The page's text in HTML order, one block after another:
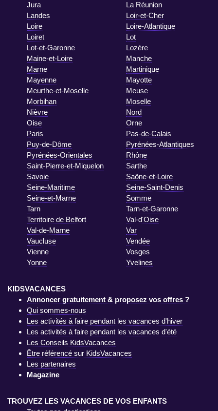
Jura
La Réunion
Landes
Loir-et-Cher
Loire
Loire-Atlantique
Loiret
Lot
Lot-et-Garonne
Lozère
Maine-et-Loire
Manche
Marne
Martinique
Mayenne
Mayotte
Meurthe-et-Moselle
Meuse
Morbihan
Moselle
Nièvre
Nord
Oise
Orne
Paris
Pas-de-Calais
Puy-de-Dôme
Pyrénées-Atlantiques
Pyrénées-Orientales
Rhône
Saint-Pierre-et-Miquelon
Sarthe
Savoie
Saône-et-Loire
Seine-Maritime
Seine-Saint-Denis
Seine-et-Marne
Somme
Tarn
Tarn-et-Garonne
Territoire de Belfort
Val-d'Oise
Val-de-Marne
Var
Vaucluse
Vendée
Vienne
Vosges
Yonne
Yvelines
KIDSVACANCES
Annoncer gratuitement & proposez vos offres ?
Qui sommes-nous
Les activités à faire pendant les vacances d'hiver
Les activités à faire pendant les vacances d'été
Les Conseils KidsVacances
Être référencé sur KidsVacances
Les partenaires
Magazine
TROUVEZ LES VACANCES DE VOS ENFANTS